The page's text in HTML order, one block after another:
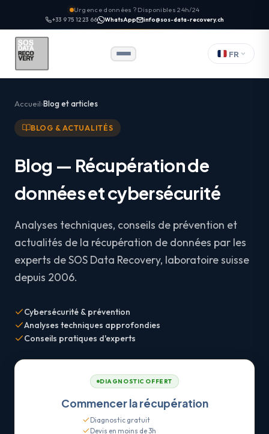
Urgence données ? Disponibles 24h/24
+33 9 75 12 23 66 WhatsApp info@sos-data-recovery.ch
FR
Accueil Blog et articles
BLOG & ACTUALITÉS
Blog — Récupération de
données et cybersécurité
Analyses techniques, conseils de prévention et
actualités de la récupération de données par les
experts de SOS Data Recovery, laboratoire suisse
depuis 2006.
Cybersécurité & prévention
Analyses techniques approfondies
Conseils pratiques d'experts
DIAGNOSTIC OFFERT
Commencer la récupération
Diagnostic gratuit
Devis en moins de 3h